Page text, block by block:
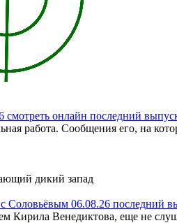
смотреть онлайн последний
работа. Сообщения его, на
дикий запад
Соловьёвым 06.08.26 последний
Кирила Венедиктова, еще не